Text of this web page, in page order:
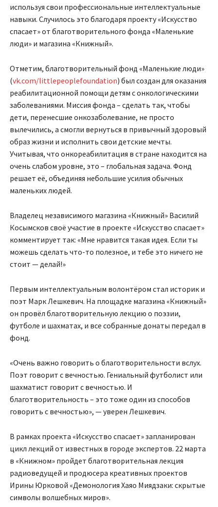
используя свои профессиональные интеллектуальные
навыки. Случилось это благодаря проекту «Искусство
спасает» от благотворительного фонда «Маленькие
люди» и магазина «Книжный».
Отметим, благотворительный фонд «Маленькие люди»
(vk.com/littlepeoplefoundation) был создан для оказания
реабилитационной помощи детям с онкологическими
заболеваниями. Миссия фонда – сделать так, чтобы
дети, перенесшие онкозаболевание, не просто
вылечились, а смогли вернуться в привычный здоровый
образ жизни и исполнить свои детские мечты.
Учитывая, что онкореабилитация в стране находится на
очень слабом уровне, это – глобальная задача. Фонд
решает её, объединяя небольшие усилия обычных
маленьких людей.
Владелец независимого магазина «Книжный» Василий
Косымсков своё участие в проекте «Искусство спасает»
комментирует так: «Мне нравится такая идея. Если ты
можешь сделать что-то полезное, и тебе это ничего не
стоит — делай!»
Первым интеллектуальным волонтёром стал историк и
поэт Марк Лешкевич. На площадке магазина «Книжный»
он провёл благотворительную лекцию о поэзии,
футболе и шахматах, и все собранные донаты передал в
фонд.
«Очень важно говорить о благотворительности вслух.
Поэт говорит с вечностью. Гениальный футболист или
шахматист говорит с вечностью. И
благотворительность – это тоже один из способов
говорить с вечностью», — уверен Лешкевич.
В рамках проекта «Искусство спасает» запланирован
цикл лекций от известных в городе экспертов. 22 марта
в «Книжном» пройдет благотворительная лекция
радиоведущей и продюсера креативных проектов
Ирины Юрковой «Демонология Хаяо Миядзаки: скрытые
символы волшебных миров».